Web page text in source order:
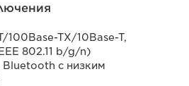
100Base-TX/10Base-T,
802.11 b/g/n)
с низким